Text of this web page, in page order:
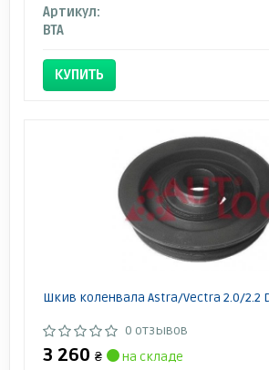
Артикул:
BTA
КУПИТЬ
Шкив коленвала Astra/Vectra 2.0/2.2
0 отзывов
3 260 ₴
на складе